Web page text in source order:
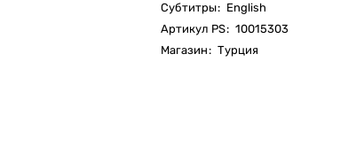
Субтитры: English
Артикул PS: 10015303
Магазин: Турция